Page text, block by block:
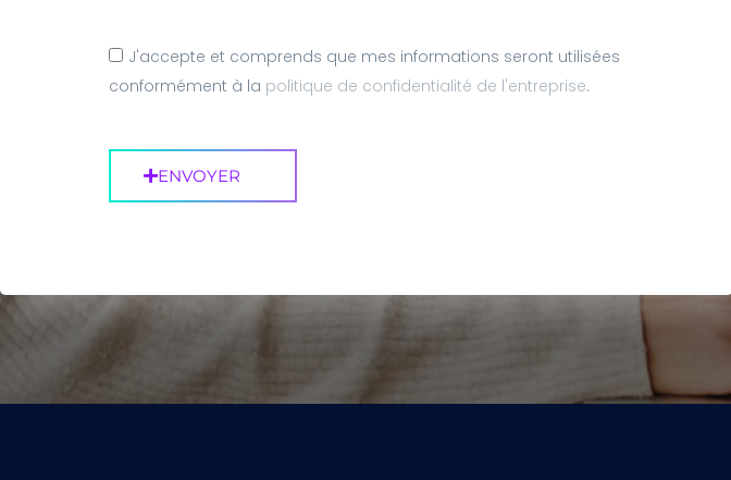
J'accepte et comprends que mes informations seront utilisées
conformément à la politique de confidentialité de l'entreprise.
ENVOYER